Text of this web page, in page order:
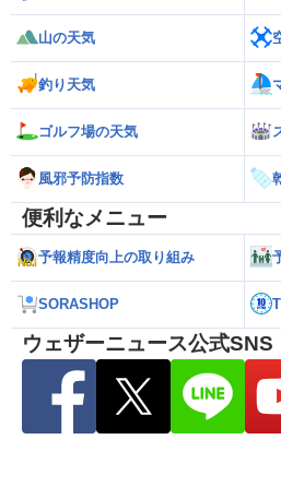
山の天気
釣り天気
ゴルフ場の天気
風邪予防指数
便利なメニュー
予報精度向上の取り組み
SORASHOP
ウェザーニュース公式SNS